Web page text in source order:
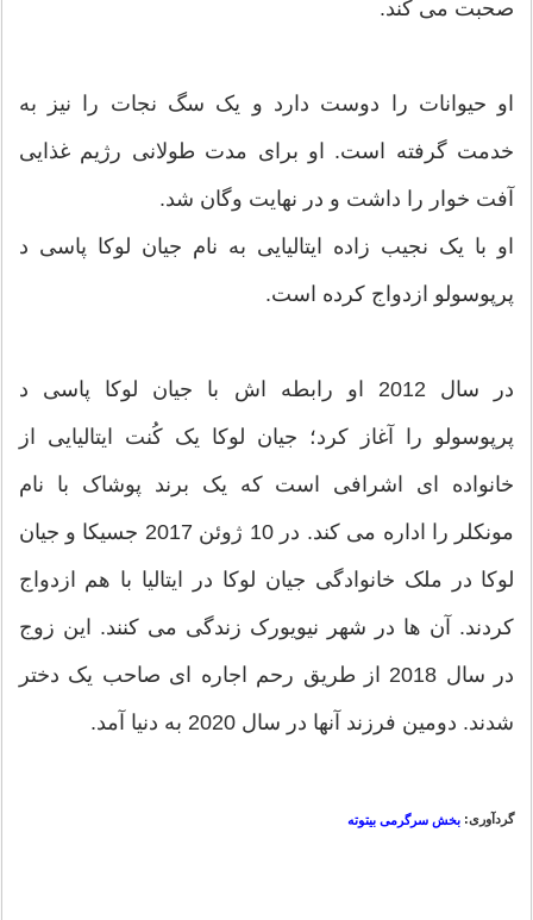
صحبت می کند.
او حیوانات را دوست دارد و یک سگ نجات را نیز به
خدمت گرفته است. او برای مدت طولانی رژیم غذایی
آفت خوار را داشت و در نهایت وگان شد.
او با یک نجیب زاده ایتالیایی به نام جیان لوکا پاسی د
پرپوسولو ازدواج کرده است.
در سال 2012 او رابطه ‌اش با جیان لوکا پاسی د
پر‌پوسولو را آغاز کرد؛ جیان لوکا یک کُنت ایتالیایی از
خانواده ای اشرافی است که یک برند پوشاک با نام
مونکلر را اداره می کند. در 10 ژوئن 2017 جسیکا و جیان
لوکا در ملک خانوادگی جیان لوکا در ایتالیا با هم ازدواج
کردند. آن ها در شهر نیویورک زندگی می کنند. این زوج
در سال 2018 از طریق رحم اجاره ای صاحب یک دختر
شدند. دومین فرزند آنها در سال 2020 به دنیا آمد.
گردآوری: بخش سرگرمی بیتوته